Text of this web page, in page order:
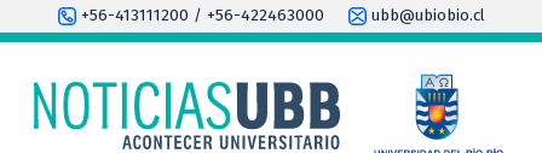
+56-413111200 / +56-422463000 ubb@ubiobio.cl